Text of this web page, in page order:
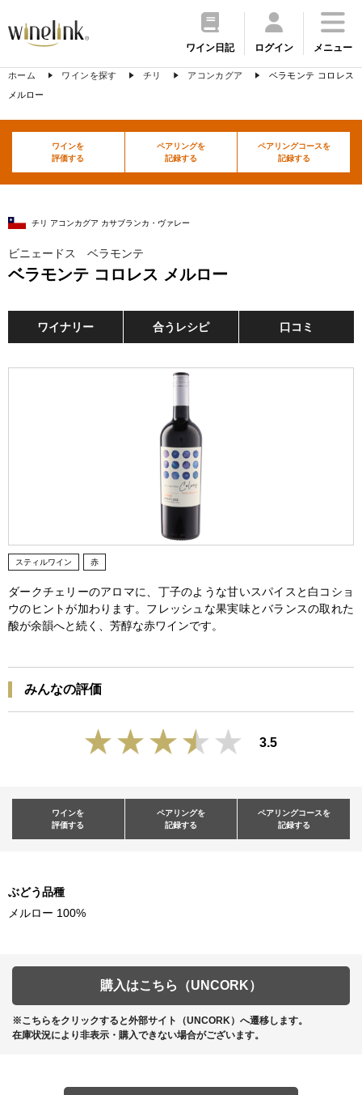
ワイン日記 ログイン メニュー
ホーム ワインを探す チリ アコンカグア
ベラモンテ コロレス
メルロー
ワインを
評価する
ペアリングを
記録する
ペアリングコースを
記録する
チリ アコンカグア カサブランカ・ヴァレー
ビニェードス ベラモンテ
ベラモンテ コロレス メルロー
ワイナリー 合うレシピ 口コミ
スティルワイン 赤
ダークチェリーのアロマに、丁子のような甘いスパイスと白コショ
ウのヒントが加わります。フレッシュな果実味とバランスの取れた
酸が余韻へと続く、芳醇な赤ワインです。
みんなの評価
3.5
ワインを
評価する
ペアリングを
記録する
ペアリングコースを
記録する
ぶどう品種
メルロー 100%
購入はこちら（UNCORK）
※こちらをクリックすると外部サイト（UNCORK）へ遷移します。
在庫状況により非表示・購入できない場合がございます。